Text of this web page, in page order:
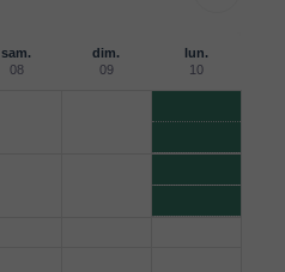
sam.
08
dim.
09
lun.
10